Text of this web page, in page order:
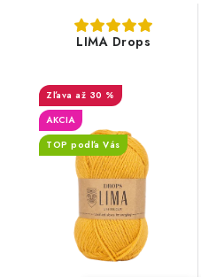
LIMA Drops
až 30 %
AKCIA
TOP podľa Vás